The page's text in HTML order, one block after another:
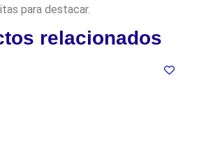
para destacar.
relacionados